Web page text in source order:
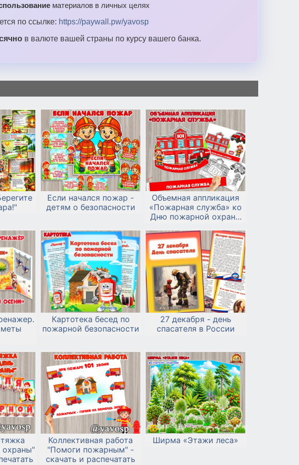
материалов в личных целях
по ссылке: https://paywall.pw/yavosp
в валюте вашей страны по курсу вашего банка.
Если начался пожар -
детям о безопасности
Объемная аппликация
«Пожарная служба» ко
Дню пожарной охраны
Картотека бесед по
пожарной безопасности
27 декабря - день
спасателя в России
охраны"
Коллективная работа
"Помоги пожарным" -
скачать и распечатать
Ширма «Этажи леса»